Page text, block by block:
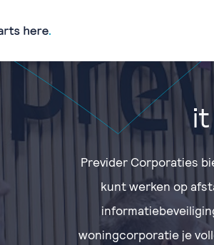
Previder Corporaties
kunt werken op
woningcorporatie je